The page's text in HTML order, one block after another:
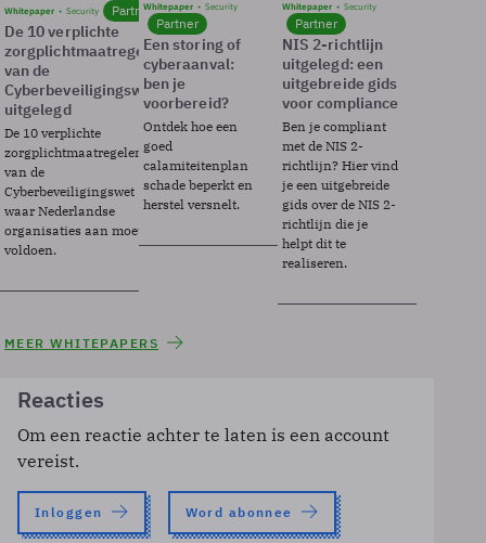
Whitepaper Security Partner
De 10 verplichte
zorgplichtmaatregelen
van de
Cyberbeveiligingswet
uitgelegd
De 10 verplichte
zorgplichtmaatregelen
van de
Cyberbeveiligingswet
waar Nederlandse
organisaties aan moeten
voldoen.
Whitepaper Security
Partner
Een storing of
cyberaanval:
ben je
voorbereid?
Ontdek hoe een
goed
calamiteitenplan
schade beperkt en
herstel versnelt.
Whitepaper Security
Partner
NIS 2-richtlijn
uitgelegd: een
uitgebreide gids
voor compliance
Ben je compliant
met de NIS 2-
richtlijn? Hier vind
je een uitgebreide
gids over de NIS 2-
richtlijn die je
helpt dit te
realiseren.
MEER WHITEPAPERS
Reacties
Om een reactie achter te laten is een account
vereist.
Inloggen Word abonnee